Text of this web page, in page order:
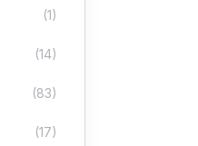
(1)
(14)
(83)
(17)